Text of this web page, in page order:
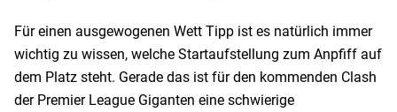
Für einen ausgewogenen Wett Tipp ist es natürlich immer
wichtig zu wissen, welche Startaufstellung zum Anpfiff auf
dem Platz steht. Gerade das ist für den kommenden Clash
der Premier League Giganten eine schwierige